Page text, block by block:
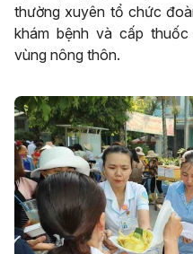
thường xuyên tổ chức
khám bệnh và cấp
vùng nông thôn.